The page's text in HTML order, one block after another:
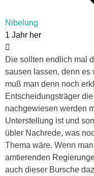
Nibelung
1 Jahr her
Die sollten endlich mal
sausen lassen, denn es
muß man denn noch
Entscheidungsträger
nachgewiesen werden
Unterstellung ist und
übler Nachrede, was
Thema wäre. Wenn
amtierenden
auch dieser Bursche